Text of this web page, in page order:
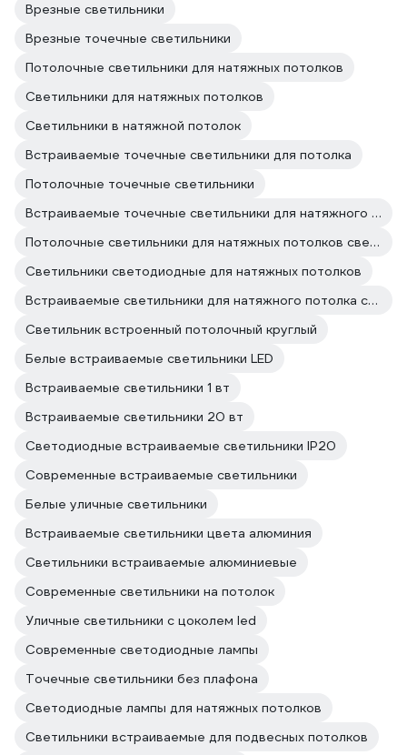
Врезные светильники
Врезные точечные светильники
Потолочные светильники для натяжных потолков
Светильники для натяжных потолков
Светильники в натяжной потолок
Встраиваемые точечные светильники для потолка
Потолочные точечные светильники
Встраиваемые точечные светильники для натяжного потолка
Потолочные светильники для натяжных потолков светодиодные
Светильники светодиодные для натяжных потолков
Встраиваемые светильники для натяжного потолка светодиодные
Светильник встроенный потолочный круглый
Белые встраиваемые светильники LED
Встраиваемые светильники 1 вт
Встраиваемые светильники 20 вт
Светодиодные встраиваемые светильники IP20
Современные встраиваемые светильники
Белые уличные светильники
Встраиваемые светильники цвета алюминия
Светильники встраиваемые алюминиевые
Современные светильники на потолок
Уличные светильники с цоколем led
Современные светодиодные лампы
Точечные светильники без плафона
Светодиодные лампы для натяжных потолков
Светильники встраиваемые для подвесных потолков